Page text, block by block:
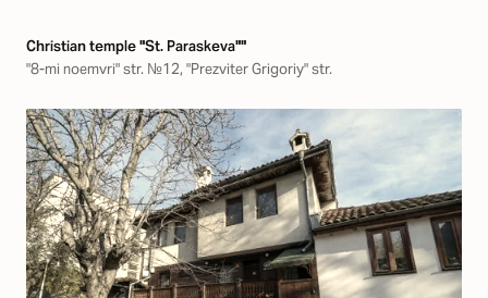
Christian temple "St. Paraskeva""
"8-mi noemvri" str. №12, "Prezviter Grigoriy" str.